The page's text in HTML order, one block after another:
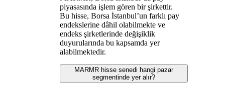
piyasasında işlem gören bir şirkettir.
Bu hisse, Borsa İstanbul’un farklı pay
endekslerine dâhil olabilmekte ve
endeks şirketlerinde değişiklik
duyurularında bu kapsamda yer
alabilmektedir.
MARMR hisse senedi hangi pazar
segmentinde yer alır?